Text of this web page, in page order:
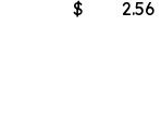
$ 2.56